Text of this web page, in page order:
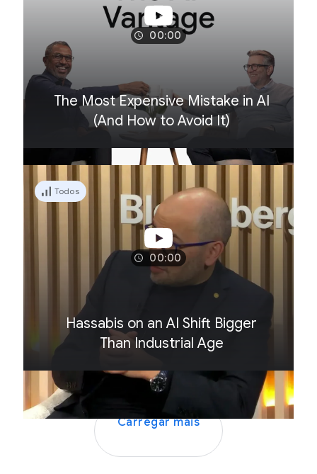
00:00
The Most Expensive Mistake in AI
(And How to Avoid It)
Todos
00:00
Hassabis on an AI Shift Bigger
Than Industrial Age
Carregar mais